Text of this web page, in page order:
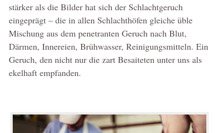
stärker als die Bilder hat sich der Schlachtgeruch
eingeprägt – die in allen Schlachthöfen gleiche üble
Mischung aus dem penetranten Geruch nach Blut,
Därmen, Innereien, Brühwasser, Reinigungsmitteln. Ein
Geruch, den nicht nur die zart Besaiteten unter uns als
ekelhaft empfanden.